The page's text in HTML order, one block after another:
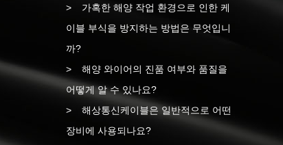
가혹한 해양 작업 환경으로 인한 케
이블 부식을 방지하는 방법은 무엇입니
까?
해양 와이어의 진품 여부와 품질을
어떻게 알 수 있나요?
해상통신케이블은 일반적으로 어떤
장비에 사용되나요?